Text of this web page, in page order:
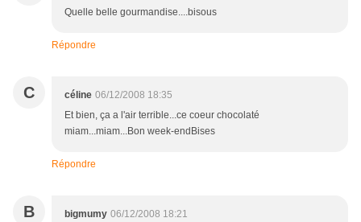
Quelle belle gourmandise....bisous
Répondre
C céline 06/12/2008 18:35
Et bien, ça a l'air terrible...ce coeur chocolaté
miam...miam...Bon week-endBises
Répondre
B bigmumy 06/12/2008 18:21